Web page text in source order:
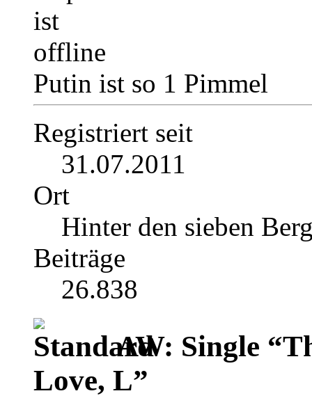
Putin ist so 1 Pimmel
Registriert seit
31.07.2011
Ort
Hinter den sieben
Beiträge
26.838
AW: Single
Love, L”